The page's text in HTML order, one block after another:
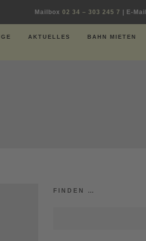
Mailbox 02 34 – 303 245 7 | E-Mail
AKTUELLES BAHN MIETEN
FINDEN …